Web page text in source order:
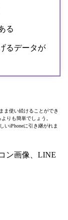
る
るデータが
ま使い続けることができ
りも簡単でしょう。
いiPhoneに引き継がれま
ン画像、LINE